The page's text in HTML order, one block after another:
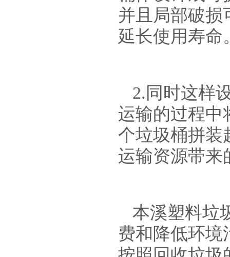
并且局部破损
延长使用寿命
2.同时这样
运输的过程中
个垃圾桶拼装
运输资源带来
本溪塑料垃
费和降低环境